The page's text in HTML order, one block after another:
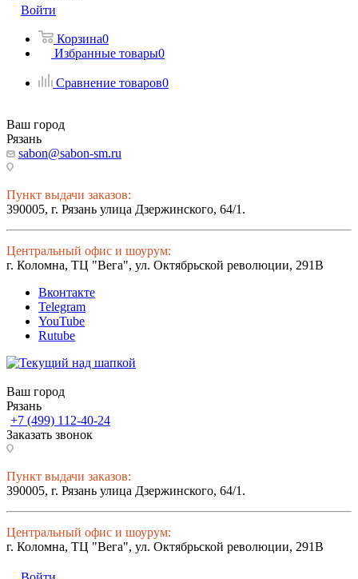
Войти
Корзина0
Избранные товары0
Сравнение товаров0
Ваш город
Рязань
sabon@sabon-sm.ru
Пункт выдачи заказов:
390005, г. Рязань улица Дзержинского, 64/1.
Центральный офис и шоурум:
г. Коломна, ТЦ "Вега", ул. Октябрьской революции, 291В
Вконтакте
Telegram
YouTube
Rutube
Ваш город
Рязань
+7 (499) 112-40-24
Заказать звонок
Пункт выдачи заказов:
390005, г. Рязань улица Дзержинского, 64/1.
Центральный офис и шоурум:
г. Коломна, ТЦ "Вега", ул. Октябрьской революции, 291В